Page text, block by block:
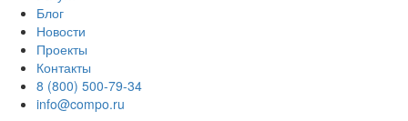
Блог
Новости
Проекты
Контакты
8 (800) 500-79-34
info@compo.ru